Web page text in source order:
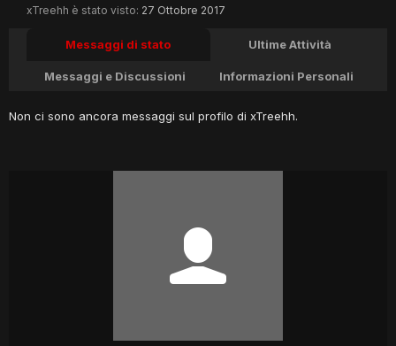
xTreehh è stato visto: 27 Ottobre 2017
Messaggi di stato Ultime Attività
Messaggi e Discussioni Informazioni Personali
Non ci sono ancora messaggi sul profilo di xTreehh.